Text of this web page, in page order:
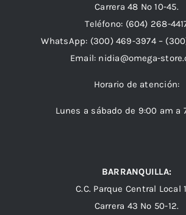
Carrera 48 Nº 10-45.
Teléfono: (604) 268-
WhatsApp: (300) 469-3974 –
Email: nidia@omega-
Horario de atención:
Lunes a sábado de 9:00 am a
BARRANQUILLA:
C.C. Parque Central Local
Carrera 43 Nº 50-12.